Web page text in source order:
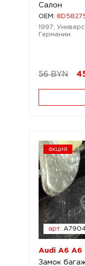
Салон
OEM:
1997;
Германии.
56 BYN
акция
арт.
Audi A6 A6
Замок